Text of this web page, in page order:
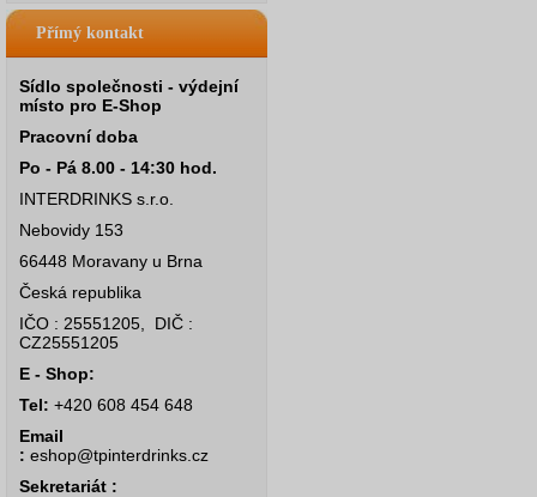
Přímý kontakt
Sídlo společnosti - výdejní
místo pro E-Shop
Pracovní doba
Po - Pá 8.00 - 14:30 hod.
INTERDRINKS s.r.o.
Nebovidy 153
66448 Moravany u Brna
Česká republika
IČO : 25551205, DIČ :
CZ25551205
E - Shop:
Tel: +420 608 454 648
Email
: eshop@tpinterdrinks.cz
Sekretariát :